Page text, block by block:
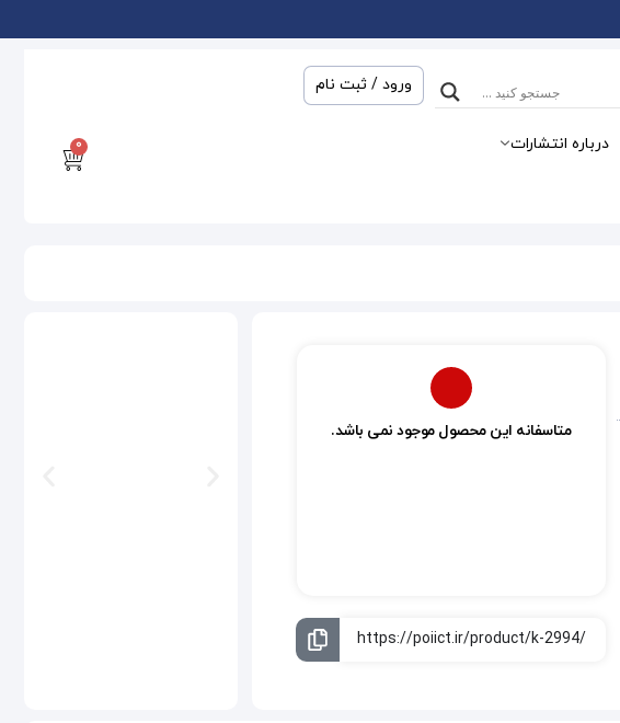
ورود / ثبت نام
درباره انتشارات 0
متاسفانه این محصول موجود نمی باشد.